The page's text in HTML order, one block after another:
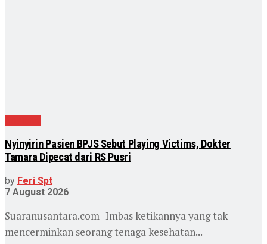
Nyinyirin Pasien BPJS Sebut Playing Victims, Dokter
Tamara Dipecat dari RS Pusri
by Feri Spt
7 August 2026
Suaranusantara.com- Imbas ketikannya yang tak
mencerminkan seorang tenaga kesehatan...